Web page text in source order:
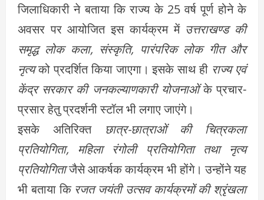
जिलाधिकारी ने बताया कि राज्य के 25 वर्ष पूर्ण होने के
अवसर पर आयोजित इस कार्यक्रम में उत्तराखण्ड की
समृद्ध लोक कला, संस्कृति, पारंपरिक लोक गीत और
नृत्यको प्रदर्शित किया जाएगा। इसके साथ ही राज्य एवं
केंद्र सरकार की जनकल्याणकारी योजनाओंके प्रचार-
प्रसार हेतु प्रदर्शनी स्टॉल भी लगाए जाएंगे।
इसके अतिरिक्त छात्र-छात्राओं की चित्रकला
प्रतियोगिता, महिला रंगोली प्रतियोगिता तथा नृत्य
प्रतियोगिताजैसे आकर्षक कार्यक्रम भी होंगे। उन्होंने यह
भी बताया कि रजत जयंती उत्सव कार्यक्रमों की श्रृंखला